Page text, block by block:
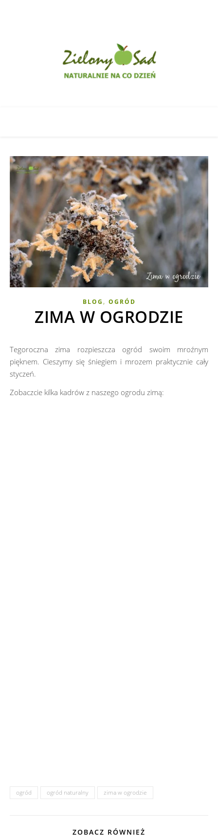
BLOG , OGRÓD
ZIMA W OGRODZIE
Tegoroczna zima rozpieszcza ogród swoim mroźnym
pięknem. Cieszymy się śniegiem i mrozem praktycznie cały
styczeń.
Zobaczcie kilka kadrów z naszego ogrodu zimą:
ogród ogród naturalny zima w ogrodzie
ZOBACZ RÓWNIEŻ